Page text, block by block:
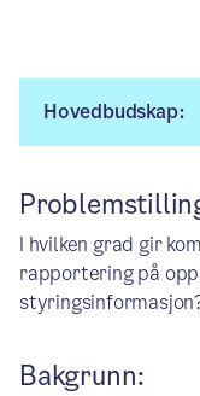
Hovedbudskap:
I hvilken grad gir
rapportering på
Bakgrunn: